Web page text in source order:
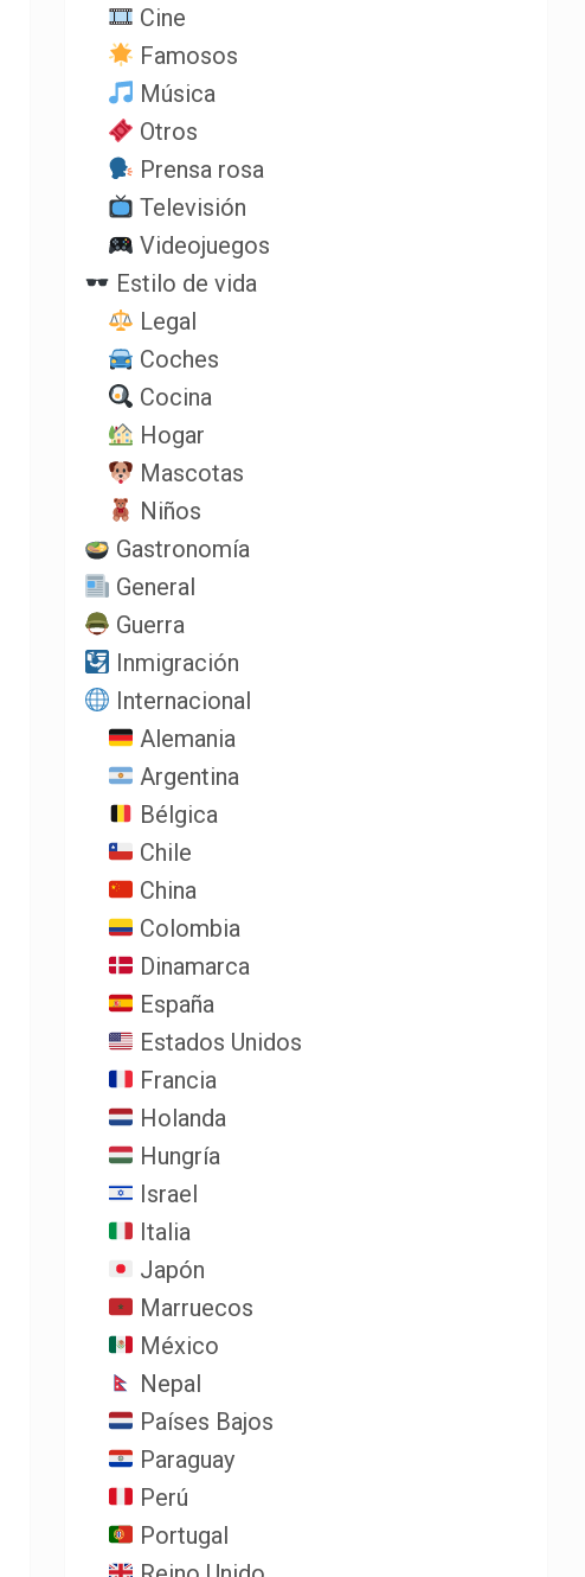
Cine
Famosos
Música
Otros
Prensa rosa
Televisión
Videojuegos
Estilo de vida
Legal
Coches
Cocina
Hogar
Mascotas
Niños
Gastronomía
General
Guerra
Inmigración
Internacional
Alemania
Argentina
Bélgica
Chile
China
Colombia
Dinamarca
España
Estados Unidos
Francia
Holanda
Hungría
Israel
Italia
Japón
Marruecos
México
Nepal
Países Bajos
Paraguay
Perú
Portugal